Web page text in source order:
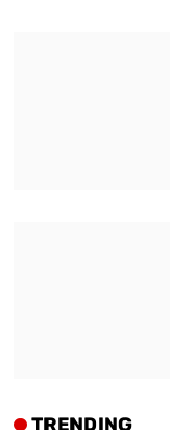
TRENDING